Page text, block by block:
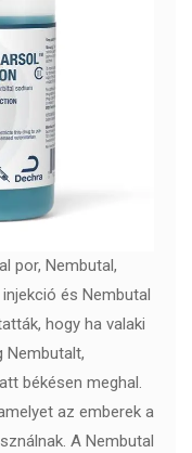
por, Nembutal,
és Nembutal
hogy ha valaki
Nembutalt,
békésen meghal.
az emberek a
A Nembutal